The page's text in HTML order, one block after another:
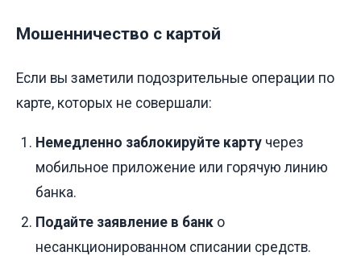
Мошенничество с картой
Если вы заметили подозрительные операции по
карте, которых не совершали:
Немедленно заблокируйте карту через
мобильное приложение или горячую линию
банка.
Подайте заявление в банк о
несанкционированном списании средств.